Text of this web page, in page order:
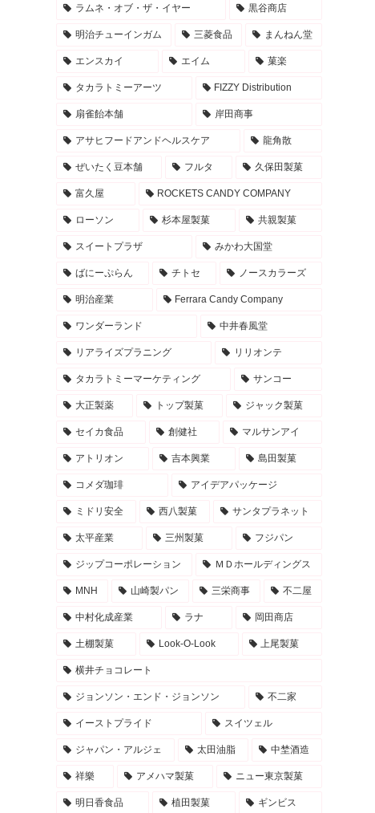
ラムネ・オブ・ザ・イヤー 黒谷商店
明治チューインガム 三菱食品 まんねん堂
エンスカイ エイム 菓楽
タカラトミーアーツ FIZZY Distribution
扇雀飴本舗 岸田商事
アサヒフードアンドヘルスケア 龍角散
ぜいたく豆本舗 フルタ 久保田製菓
富久屋 ROCKETS CANDY COMPANY
ローソン 杉本屋製菓 共親製菓
スイートプラザ みかわ大国堂
ばにーぷらん チトセ ノースカラーズ
明治産業 Ferrara Candy Company
ワンダーランド 中井春風堂
リアライズプラニング リリオンテ
タカラトミーマーケティング サンコー
大正製薬 トップ製菓 ジャック製菓
セイカ食品 創健社 マルサンアイ
アトリオン 吉本興業 島田製菓
コメダ珈琲 アイデアパッケージ
ミドリ安全 西八製菓 サンタプラネット
太平産業 三州製菓 フジパン
ジップコーポレーション ＭＤホールディングス
MNH 山崎製パン 三栄商事 不二屋
中村化成産業 ラナ 岡田商店
土棚製菓 Look-O-Look 上尾製菓
横井チョコレート
ジョンソン・エンド・ジョンソン 不二家
イーストプライド スイツェル
ジャパン・アルジェ 太田油脂 中埜酒造
祥樂 アメハマ製菓 ニュー東京製菓
明日香食品 植田製菓 ギンビス